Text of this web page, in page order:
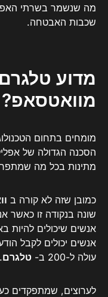
מה שנשמר בשרתי
שכבות האבטחה.
מדוע
מוואטסאפ?
מומחים בתחום
הסכנה הגדולה של
מתינות בכל מה
כמובן שזה לא קורה ב
שונה בנקודה זו כאשר
אנשים יכולים לקבל
עולה ל-200 ב-
טלגרם.
לערוצים, שמתפקדים